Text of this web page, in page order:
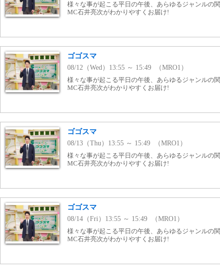
様々な事が起こる平日の午後、あらゆるジャンルの
MC石井亮次がわかりやすくお届け!
ゴゴスマ
08/12（Wed）13:55 ～ 15:49 （MRO1）
様々な事が起こる平日の午後、あらゆるジャンルの
MC石井亮次がわかりやすくお届け!
ゴゴスマ
08/13（Thu）13:55 ～ 15:49 （MRO1）
様々な事が起こる平日の午後、あらゆるジャンルの
MC石井亮次がわかりやすくお届け!
ゴゴスマ
08/14（Fri）13:55 ～ 15:49 （MRO1）
様々な事が起こる平日の午後、あらゆるジャンルの
MC石井亮次がわかりやすくお届け!